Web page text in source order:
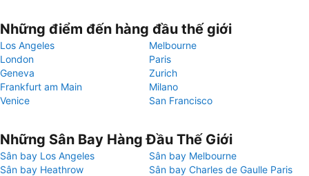
Những điểm đến hàng đầu thế giới
Los Angeles
Melbourne
London
Paris
Geneva
Zurich
Frankfurt am Main
Milano
Venice
San Francisco
Những Sân Bay Hàng Đầu Thế Giới
Sân bay Los Angeles
Sân bay Melbourne
Sân bay Heathrow
Sân bay Charles de Gaulle Paris